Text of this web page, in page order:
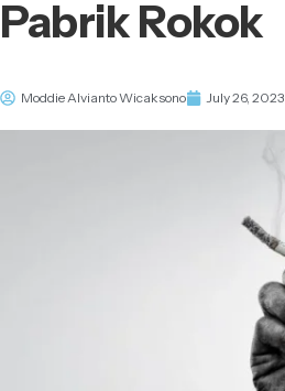
Pabrik Rokok
Moddie Alvianto Wicaksono July 26, 2023